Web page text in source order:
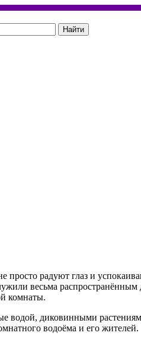
радуют глаз и
весьма распространённым
комнаты.
водой, диковинными
водоёма и его жителей.